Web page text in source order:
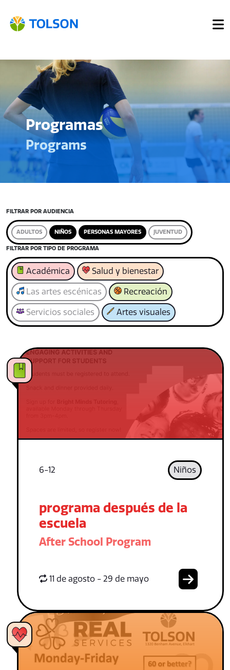
Programas
Programs
FILTRAR POR AUDIENCIA
ADULTOS NIÑOS PERSONAS MAYORES JUVENTUD
FILTRAR POR TIPO DE PROGRAMA
Académica Salud y bienestar
Las artes escénicas Recreación
Servicios sociales Artes visuales
6-12 Niños
programa después de la
escuela
After School Program
11 de agosto - 29 de mayo